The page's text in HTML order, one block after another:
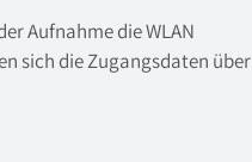
Aufnahme die WLAN
sich die Zugangsdaten über